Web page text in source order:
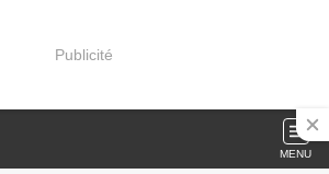
Publicité
MENU